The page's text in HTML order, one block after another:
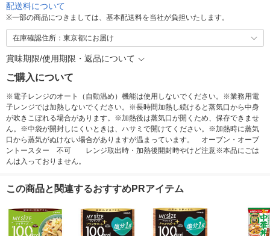
配送料について
※一部の商品につきましては、基本配送料を当社が負担いたします。
在庫確認住所：東京都にお届け
賞味期限/使用期限・返品について
ご購入について
※電子レンジのオート（自動温め）機能は使用しないでください。※業務用電
子レンジでは加熱しないでください。※長時間加熱し続けると蒸気口から中身
が吹きこぼれる場合があります。※加熱後は蒸気口が開くため、保存できませ
ん。※中袋が開封しにくいときは、ハサミで開けてください。※加熱時に蒸気
口から蒸気がぬけない場合がありますが温まっています。 オーブン・オーブ
ントースター 不可 レンジ取出時・加熱後開封時やけど注意※本品にごは
んは入っておりません。
この商品と関連するおすすめPRアイテム